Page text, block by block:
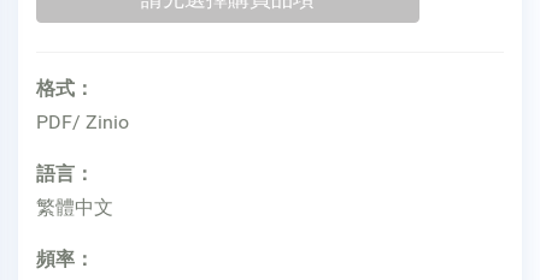
格式：
PDF/ Zinio
語言：
繁體中文
頻率：